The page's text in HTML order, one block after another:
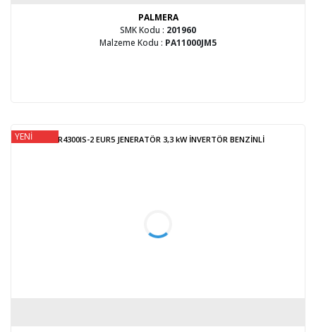
PALMERA
SMK Kodu : 201960
Malzeme Kodu : PA11000JM5
YENİ GR4300IS-2 EUR5 JENERATÖR 3,3 kW İNVERTÖR BENZİNLİ